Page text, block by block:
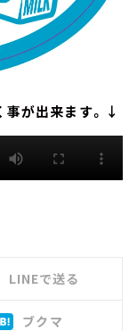
事が出来ます。↓
LINEで送る
ブクマ